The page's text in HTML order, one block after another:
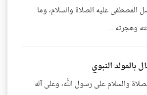
المصطفى عليه الصلاة والسلام، وما
وهجرته ...
بالمولد النبوي
والسلام على رسول الله، وعلى آله